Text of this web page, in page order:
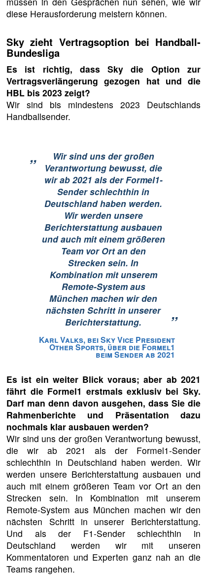
diese Herausforderung meistern können.
Sky zieht Vertragsoption bei Handball-
Bundesliga
Es ist richtig, dass Sky die Option zur
Vertragsverlängerung gezogen hat und die
HBL bis 2023 zeigt?
Wir sind bis mindestens 2023 Deutschlands
Handballsender.
„
Wir sind uns der großen
Verantwortung bewusst, die
wir ab 2021 als der Formel1-
Sender schlechthin in
Deutschland haben werden.
Wir werden unsere
Berichterstattung ausbauen
und auch mit einem größeren
Team vor Ort an den
Strecken sein. In
Kombination mit unserem
Remote-System aus
München machen wir den
nächsten Schritt in unserer
Berichterstattung.
”
Karl Valks, bei Sky Vice President
Other Sports, über die Formel1
beim Sender ab 2021
Es ist ein weiter Blick voraus; aber ab 2021
fährt die Formel1 erstmals exklusiv bei Sky.
Darf man denn davon ausgehen, dass Sie die
Rahmenberichte und Präsentation dazu
nochmals klar ausbauen werden?
Wir sind uns der großen Verantwortung bewusst,
die wir ab 2021 als der Formel1-Sender
schlechthin in Deutschland haben werden. Wir
werden unsere Berichterstattung ausbauen und
auch mit einem größeren Team vor Ort an den
Strecken sein. In Kombination mit unserem
Remote-System aus München machen wir den
nächsten Schritt in unserer Berichterstattung.
Und als der F1-Sender schlechthin in
Deutschland werden wir mit unseren
Kommentatoren und Experten ganz nah an die
Teams rangehen.